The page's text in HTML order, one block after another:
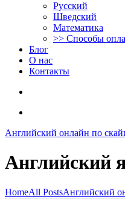
Русский
Шведский
Математика
>> Способы
Блог
О нас
Контакты
Английский онлайн по
Английский
HomeAll PostsАнглийский